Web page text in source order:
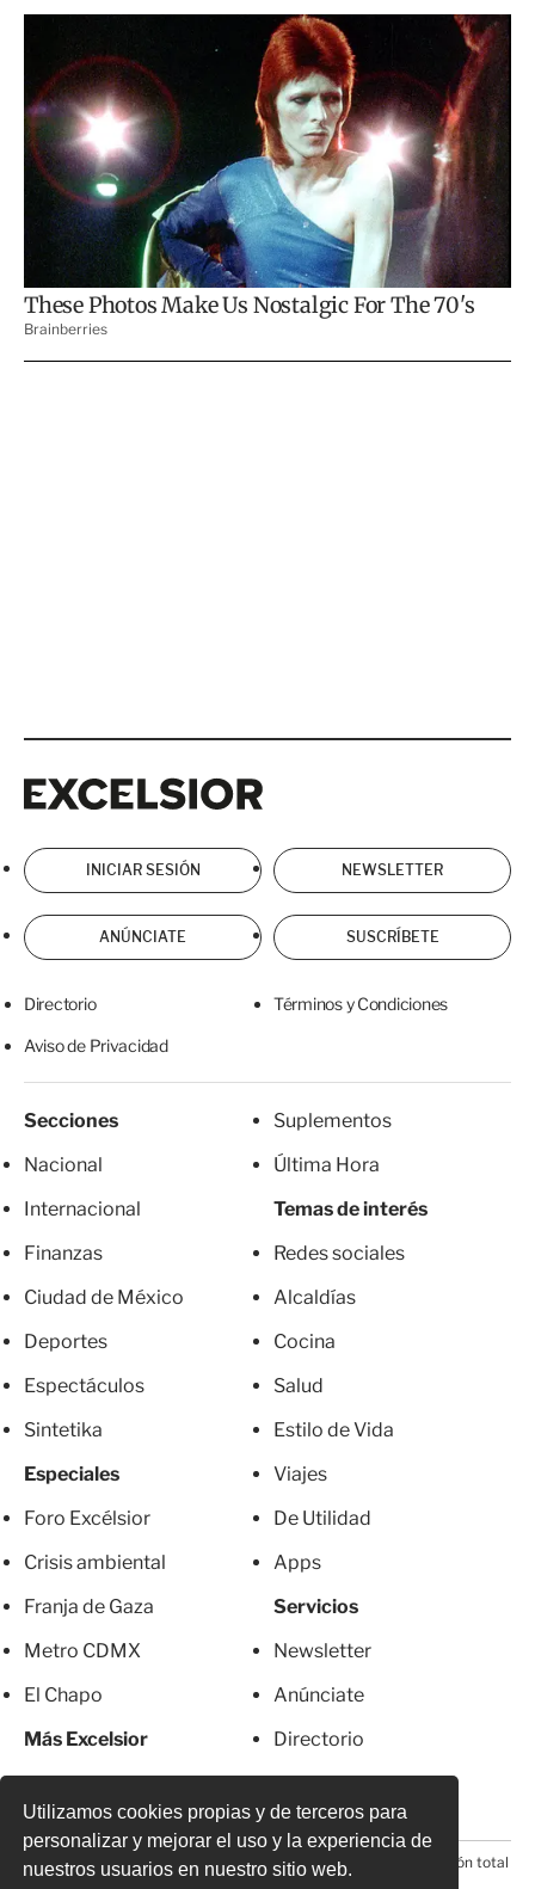
Utilizamos cookies propias y de terceros para
personalizar y mejorar el uso y la experiencia de
nuestros usuarios en nuestro sitio web.
INICIAR SESIÓN NEWSLETTER
ANÚNCIATE SUSCRÍBETE
Directorio Términos y Condiciones
Aviso de Privacidad
Secciones
Nacional
Internacional
Finanzas
Ciudad de México
Deportes
Espectáculos
Sintetika
Especiales
Foro Excélsior
Crisis ambiental
Franja de Gaza
Metro CDMX
El Chapo
Más Excelsior
Suplementos
Última Hora
Temas de interés
Redes sociales
Alcaldías
Cocina
Salud
Estilo de Vida
Viajes
De Utilidad
Apps
Servicios
Newsletter
Anúnciate
Directorio
© 2026 Todos los derechos reservados. Prohibida la reproducción total
o parcial, incluyendo cualquier medio electrónico*